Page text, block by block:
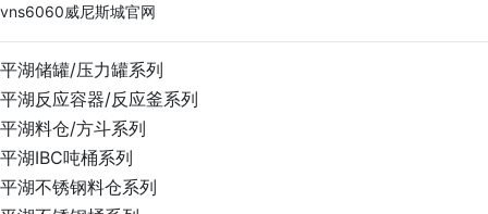
vns6060威尼斯城官网
平湖储罐/压力罐系列
平湖反应容器/反应釜系列
平湖料仓/方斗系列
平湖IBC吨桶系列
平湖不锈钢料仓系列